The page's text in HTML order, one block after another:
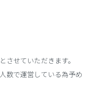
させていただきます。
数で運営している為予め